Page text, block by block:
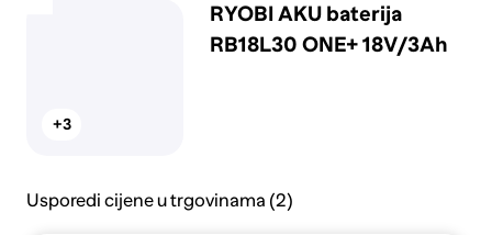
+3
RYOBI AKU baterija
RB18L30 ONE+ 18V/3Ah
Usporedi cijene u trgovinama (2)